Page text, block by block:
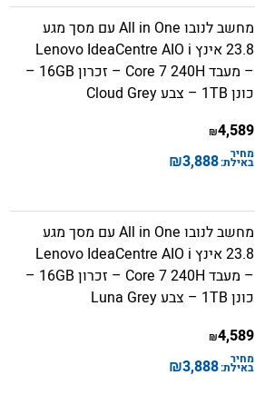
מחשב לנובו All in One עם מסך מגע
23.8 אינץ Lenovo IdeaCentre AIO i
– מעבד Core 7 240H – זכרון 16GB –
כונן 1TB – צבע Cloud Grey
4,589
₪
מחיר
באילת:3,888
₪
מחשב לנובו All in One עם מסך מגע
23.8 אינץ Lenovo IdeaCentre AIO i
– מעבד Core 7 240H – זכרון 16GB –
כונן 1TB – צבע Luna Grey
4,589
₪
מחיר
באילת:3,888
₪